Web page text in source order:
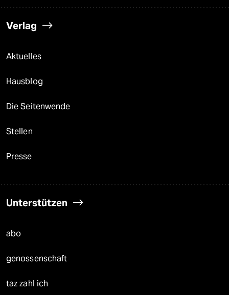
Verlag
Aktuelles
Hausblog
Die Seitenwende
Stellen
Presse
Unterstützen
abo
genossenschaft
taz zahl ich